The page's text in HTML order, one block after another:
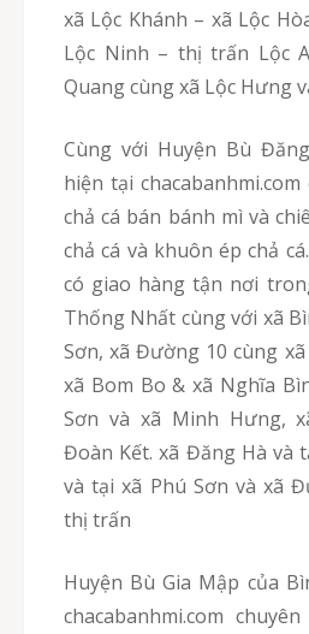
xã Lộc Khánh – xã Lộc
Lộc Ninh – thị trấn Lộc
Quang cùng xã Lộc Hưng
Cùng với Huyện Bù Đăng của Bình Phước,
hiện tại
chả cá bán bánh mì và
chả cá và khuôn ép chả
có giao hàng tận nơi
Thống Nhất cùng với xã
Sơn, xã Đường 10 cùng
xã Bom Bo & xã Nghĩa
Sơn và xã Minh Hưng,
Đoàn Kết. xã Đăng Hà và
và tại xã Phú Sơn và xã
thị trấn
Huyện Bù Gia Mập của Bình Phước, hiện tại
chacabanhmi.com